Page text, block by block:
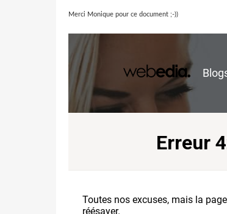
Merci Monique pour ce document ;-))